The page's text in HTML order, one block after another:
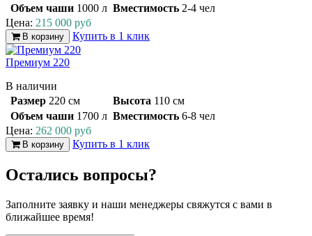
Объем чаши 1000 л Вместимость 2-4 чел
Цена: 215 000 руб
В корзину Купить в 1 клик
Премиум 220
В наличии
Размер 220 см Высота 110 см
Объем чаши 1700 л Вместимость 6-8 чел
Цена: 262 000 руб
В корзину Купить в 1 клик
Остались вопросы?
Заполните заявку и наши менеджеры свяжутся с вами в
ближайшее время!